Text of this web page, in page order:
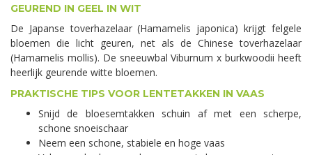
GEUREND IN GEEL IN WIT
De Japanse toverhazelaar (Hamamelis japonica) krijgt felgele
bloemen die licht geuren, net als de Chinese toverhazelaar
(Hamamelis mollis). De sneeuwbal Viburnum x burkwoodii heeft
heerlijk geurende witte bloemen.
PRAKTISCHE TIPS VOOR LENTETAKKEN IN VAAS
Snijd de bloesemtakken schuin af met een scherpe,
schone snoeischaar
Neem een schone, stabiele en hoge vaas